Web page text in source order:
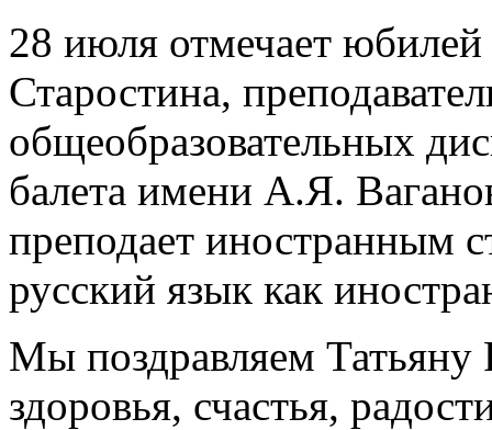
28 июля отмечает
Старостина,
общеобразовательных
балета имени А.Я.
преподает иностранным
русский язык как
Мы поздравляем
здоровья, счастья,